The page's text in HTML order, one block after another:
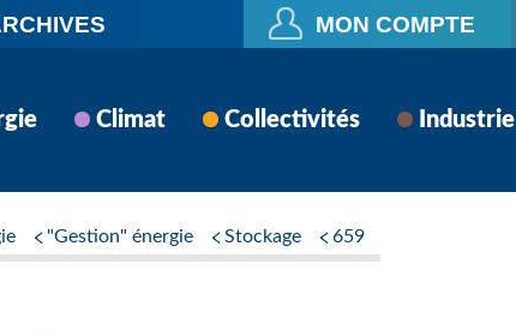
MON COMPTE
Climat Collectivités Industrie
"Gestion" énergie Stockage 659